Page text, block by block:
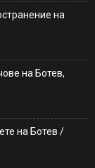
на
на Ботев,
на Ботев /